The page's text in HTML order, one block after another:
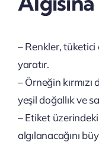
– Renkler, tüketici
yaratır.
– Örneğin
yeşil doğallık ve
– Etiket
algılanacağını